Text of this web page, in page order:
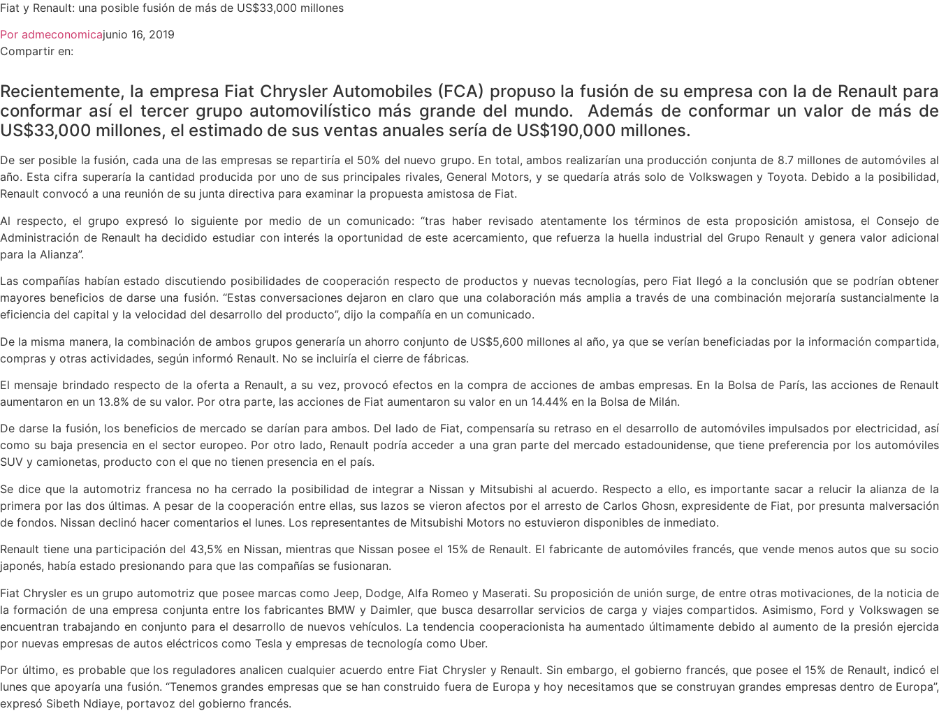
Fiat y Renault: una posible fusión de más de US$33,000 millones
Por admeconomicajunio 16, 2019
Compartir en:
Recientemente, la empresa Fiat Chrysler Automobiles (FCA) propuso la fusión de su empresa con la de Renault para
conformar así el tercer grupo automovilístico más grande del mundo. Además de conformar un valor de más de
US$33,000 millones, el estimado de sus ventas anuales sería de US$190,000 millones.
De ser posible la fusión, cada una de las empresas se repartiría el 50% del nuevo grupo. En total, ambos realizarían una producción conjunta de 8.7 millones de automóviles al
año. Esta cifra superaría la cantidad producida por uno de sus principales rivales, General Motors, y se quedaría atrás solo de Volkswagen y Toyota. Debido a la posibilidad,
Renault convocó a una reunión de su junta directiva para examinar la propuesta amistosa de Fiat.
Al respecto, el grupo expresó lo siguiente por medio de un comunicado: “tras haber revisado atentamente los términos de esta proposición amistosa, el Consejo de
Administración de Renault ha decidido estudiar con interés la oportunidad de este acercamiento, que refuerza la huella industrial del Grupo Renault y genera valor adicional
para la Alianza”.
Las compañías habían estado discutiendo posibilidades de cooperación respecto de productos y nuevas tecnologías, pero Fiat llegó a la conclusión que se podrían obtener
mayores beneficios de darse una fusión. “Estas conversaciones dejaron en claro que una colaboración más amplia a través de una combinación mejoraría sustancialmente la
eficiencia del capital y la velocidad del desarrollo del producto”, dijo la compañía en un comunicado.
De la misma manera, la combinación de ambos grupos generaría un ahorro conjunto de US$5,600 millones al año, ya que se verían beneficiadas por la información compartida,
compras y otras actividades, según informó Renault. No se incluiría el cierre de fábricas.
El mensaje brindado respecto de la oferta a Renault, a su vez, provocó efectos en la compra de acciones de ambas empresas. En la Bolsa de París, las acciones de Renault
aumentaron en un 13.8% de su valor. Por otra parte, las acciones de Fiat aumentaron su valor en un 14.44% en la Bolsa de Milán.
De darse la fusión, los beneficios de mercado se darían para ambos. Del lado de Fiat, compensaría su retraso en el desarrollo de automóviles impulsados por electricidad, así
como su baja presencia en el sector europeo. Por otro lado, Renault podría acceder a una gran parte del mercado estadounidense, que tiene preferencia por los automóviles
SUV y camionetas, producto con el que no tienen presencia en el país.
Se dice que la automotriz francesa no ha cerrado la posibilidad de integrar a Nissan y Mitsubishi al acuerdo. Respecto a ello, es importante sacar a relucir la alianza de la
primera por las dos últimas. A pesar de la cooperación entre ellas, sus lazos se vieron afectos por el arresto de Carlos Ghosn, expresidente de Fiat, por presunta malversación
de fondos. Nissan declinó hacer comentarios el lunes. Los representantes de Mitsubishi Motors no estuvieron disponibles de inmediato.
Renault tiene una participación del 43,5% en Nissan, mientras que Nissan posee el 15% de Renault. El fabricante de automóviles francés, que vende menos autos que su socio
japonés, había estado presionando para que las compañías se fusionaran.
Fiat Chrysler es un grupo automotriz que posee marcas como Jeep, Dodge, Alfa Romeo y Maserati. Su proposición de unión surge, de entre otras motivaciones, de la noticia de
la formación de una empresa conjunta entre los fabricantes BMW y Daimler, que busca desarrollar servicios de carga y viajes compartidos. Asimismo, Ford y Volkswagen se
encuentran trabajando en conjunto para el desarrollo de nuevos vehículos. La tendencia cooperacionista ha aumentado últimamente debido al aumento de la presión ejercida
por nuevas empresas de autos eléctricos como Tesla y empresas de tecnología como Uber.
Por último, es probable que los reguladores analicen cualquier acuerdo entre Fiat Chrysler y Renault. Sin embargo, el gobierno francés, que posee el 15% de Renault, indicó el
lunes que apoyaría una fusión. “Tenemos grandes empresas que se han construido fuera de Europa y hoy necesitamos que se construyan grandes empresas dentro de Europa”,
expresó Sibeth Ndiaye, portavoz del gobierno francés.